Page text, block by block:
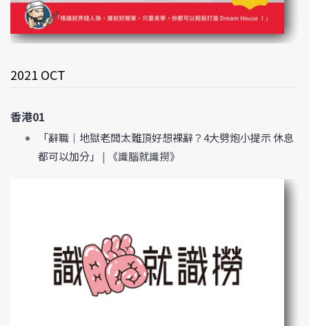
2021 OCT
香港01
「辭職｜地獄老闆太難頂好想裸辭？4大劈炮小提示 休息
都可以加分」
| 《識腦就識撈》